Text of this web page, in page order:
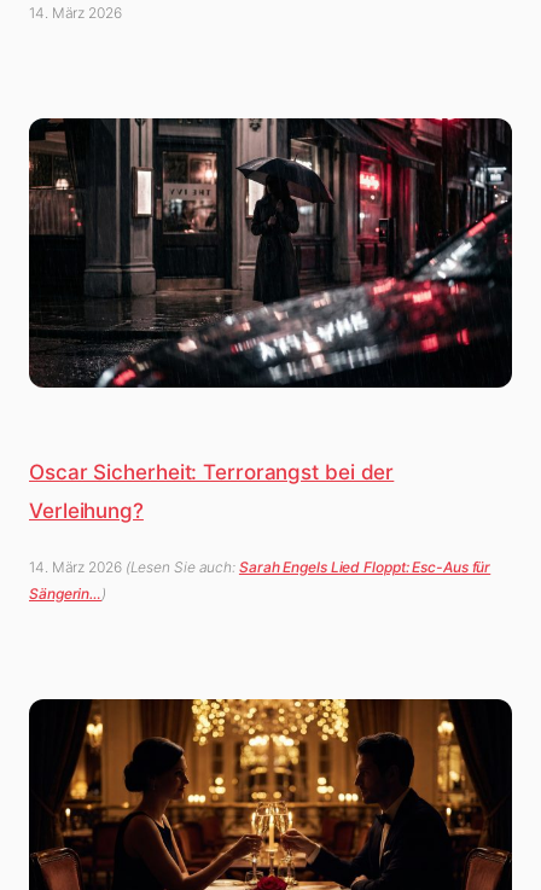
14. März 2026
Oscar Sicherheit: Terrorangst bei der
Verleihung?
14. März 2026 (Lesen Sie auch: Sarah Engels Lied Floppt: Esc-Aus für
Sängerin…)